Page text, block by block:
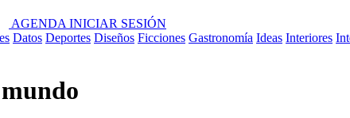
AGENDA INICIAR SESIÓN
Datos Deportes Diseños Ficciones Gastronomía Ideas Interiores